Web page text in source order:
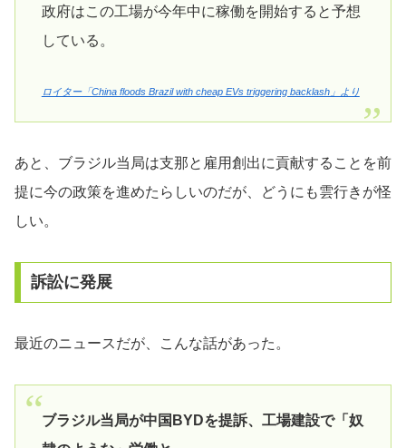
政府はこの工場が今年中に稼働を開始すると予想
している。
ロイター「China floods Brazil with cheap EVs triggering backlash」より
あと、ブラジル当局は支那と雇用創出に貢献することを前
提に今の政策を進めたらしいのだが、どうにも雲行きが怪
しい。
訴訟に発展
最近のニュースだが、こんな話があった。
ブラジル当局が中国BYDを提訴、工場建設で「奴